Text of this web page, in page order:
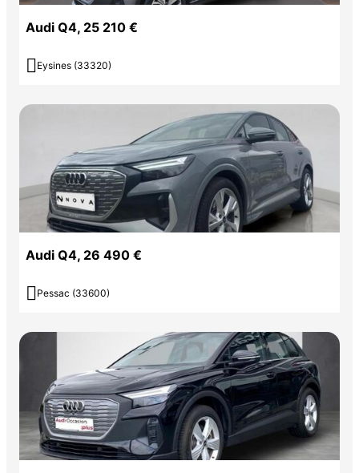
Pour toute demande de réservation, merci de contacter l’agence.
Couleur
Gris
Puissance réelle
170
Vignette Crit’Air
Audi Q4, 25 210 €
 Eysines (33320)
Audi Q4, 26 490 €
 Pessac (33600)